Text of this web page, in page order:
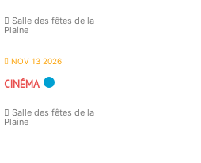
Salle des fêtes de la
Plaine
NOV 13 2026
CINÉMA
Salle des fêtes de la
Plaine